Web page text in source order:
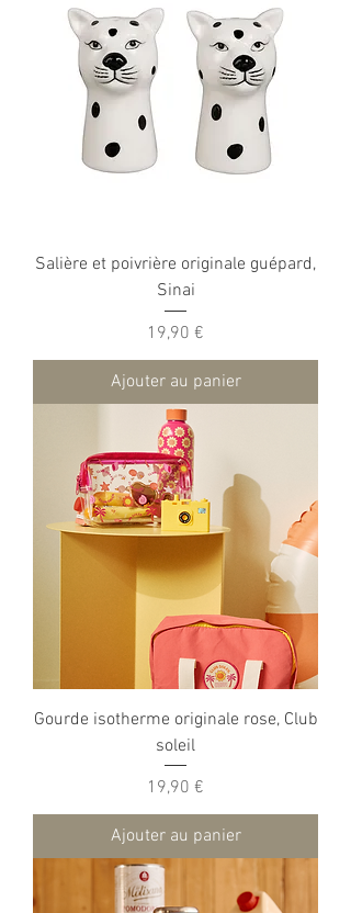
Salière et poivrière originale guépard,
Sinai
Prix
19,90 €
Ajouter au panier
Gourde isotherme originale rose, Club
soleil
Prix
19,90 €
Ajouter au panier